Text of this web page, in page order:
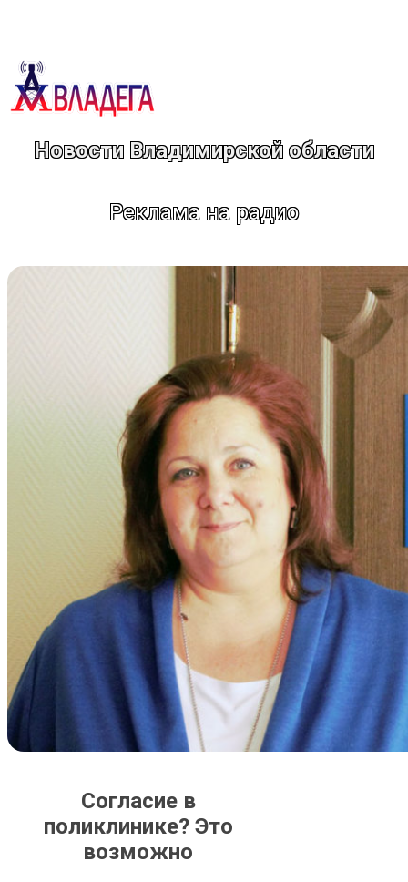
Новости Владимирской области
Реклама на радио
Согласие в
поликлинике? Это
возможно